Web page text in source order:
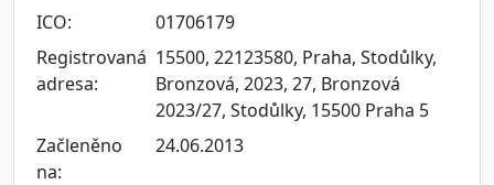
ICO:
01706179
Registrovaná
adresa:
15500, 22123580, Praha, Stodůlky,
Bronzová, 2023, 27, Bronzová
2023/27, Stodůlky, 15500 Praha 5
Začleněno
na:
24.06.2013